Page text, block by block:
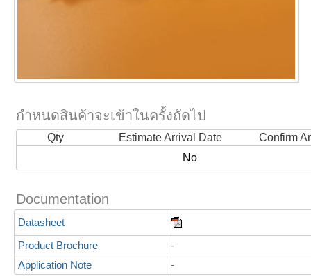
กำหนดสินค้าจะเข้าในครั้งถัดไป
Qty Estimate Arrival Date
Confirm
No
Documentation
Datasheet
Product Brochure
-
Application Note
-